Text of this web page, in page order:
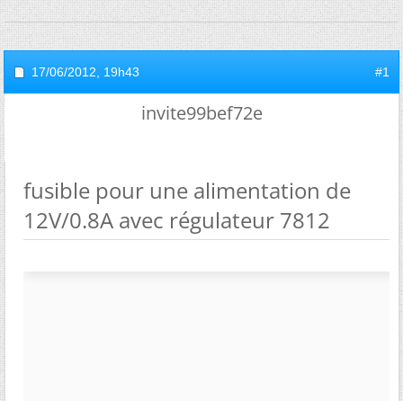
17/06/2012, 19h43 #1
invite99bef72e
fusible pour une alimentation de
12V/0.8A avec régulateur 7812